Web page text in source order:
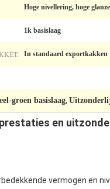
Hoge nivellering, hoge
1k basislaag
In standaard exportkakken
groen basislaag,
en
vermogen en